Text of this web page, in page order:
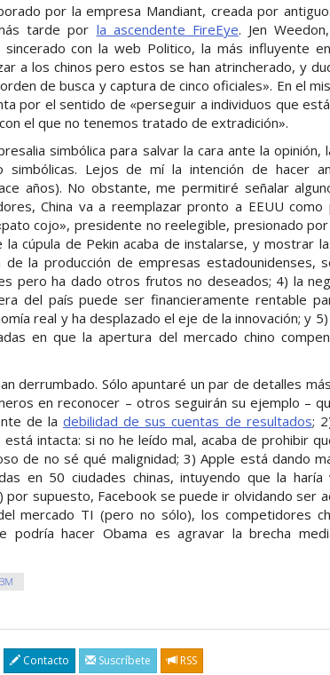
por la empresa Mandiant, creada por
tarde por la ascendente FireEye. Jen
con la web Politico, la más influyente
a los chinos pero estos se han atrincherado, y
de busca y captura de cinco oficiales». En el
por el sentido de «perseguir a individuos que
el que no tenemos tratado de extradición».
simbólica para salvar la cara ante la opinión,
Lejos de mí la intención de hacer
años). No obstante, me permitiré señalar
China va a reemplazar pronto a EEUU como
cojo», presidente no reelegible, presionado
cúpula de Pekin acaba de instalarse, y mostrar
de la producción de empresas estadounidenses,
pero ha dado otros frutos no deseados; 4) la
del país puede ser financieramente rentable
real y ha desplazado el eje de la innovación; y
en que la apertura del mercado chino
derrumbado. Sólo apuntaré un par de detalles
en reconocer – otros seguirán su ejemplo –
de la debilidad de sus cuentas de resultados;
intacta: si no he leído mal, acaba de prohibir
de no sé qué malignidad; 3) Apple está dando
en 50 ciudades chinas, intuyendo que la haría
supuesto, Facebook se puede ir olvidando ser
mercado TI (pero no sólo), los competidores
hacer Obama es agravar la brecha
Contacto Suscríbete RSS